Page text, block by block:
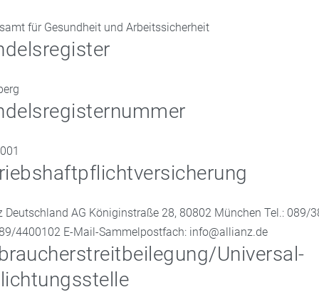
für Gesundheit und Arbeitssicherheit
Deutschland AG Königinstraße 28, 80802 München Tel.: 089/
4400102 E-Mail-Sammelpostfach: info@allianz.de
Universal­